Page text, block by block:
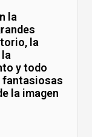
la
la
y todo
fantasiosas
la imagen